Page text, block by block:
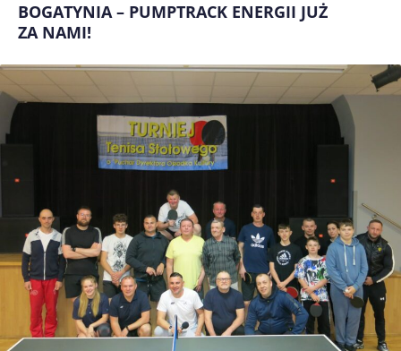
BOGATYNIA – PUMPTRACK ENERGII JUŻ
ZA NAMI!